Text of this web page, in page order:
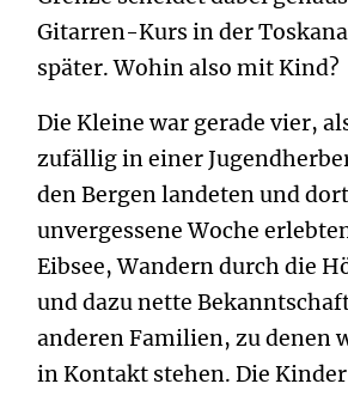
Gitarren-Kurs in der
später. Wohin also mit Kind?
Die Kleine war gerade vier,
zufällig in einer
den Bergen landeten und
unvergessene Woche
Eibsee, Wandern durch die
und dazu nette
anderen Familien, zu denen
in Kontakt stehen. Die